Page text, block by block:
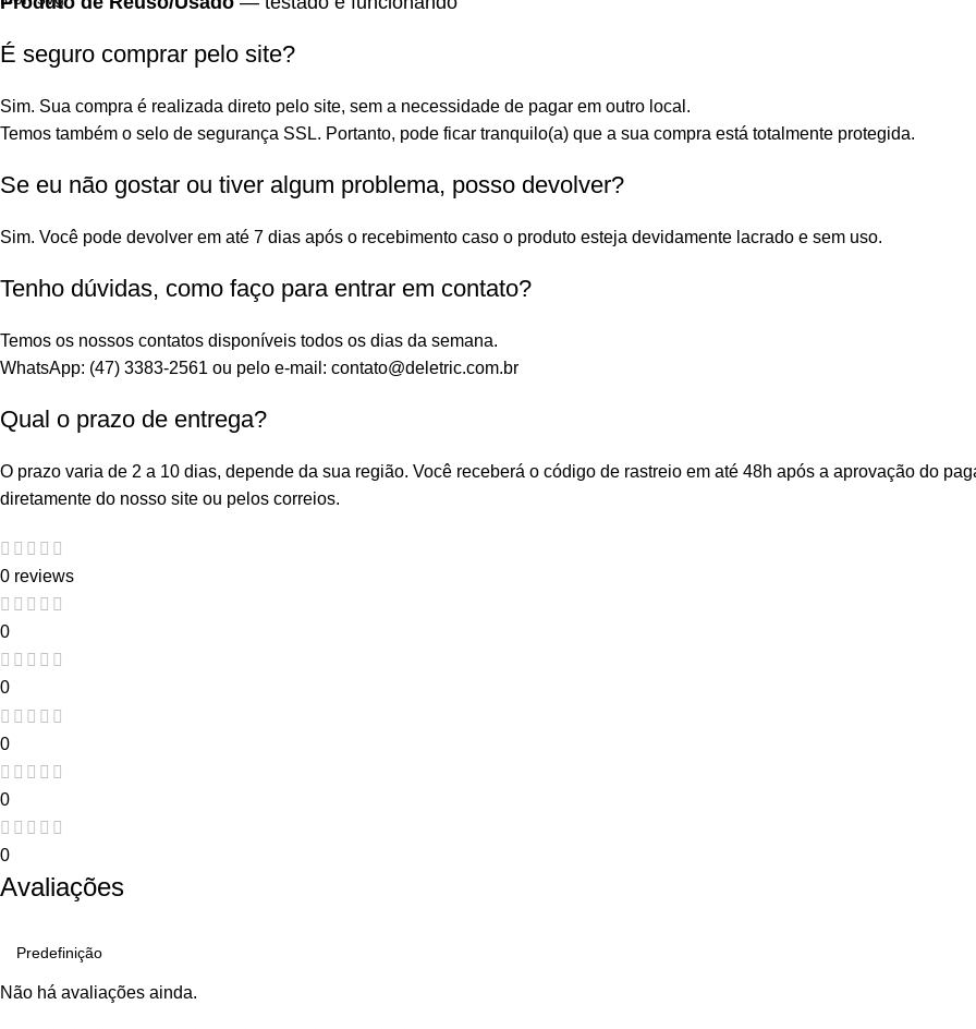
É seguro comprar pelo site?
Sim. Sua compra é realizada direto pelo site, sem a necessidade de pagar em outro local.
Temos também o selo de segurança SSL. Portanto, pode ficar tranquilo(a) que a sua compra está totalmente protegida.
Se eu não gostar ou tiver algum problema, posso devolver?
Sim. Você pode devolver em até 7 dias após o recebimento caso o produto esteja devidamente lacrado e sem uso.
Tenho dúvidas, como faço para entrar em contato?
Temos os nossos contatos disponíveis todos os dias da semana.
WhatsApp: (47) 3383-2561 ou pelo e-mail: contato@deletric.com.br
Qual o prazo de entrega?
O prazo varia de 2 a 10 dias, depende da sua região. Você receberá o código de rastreio em até 48h após a aprovação do
diretamente do nosso site ou pelos correios.
0 reviews
0
0
0
0
0
Avaliações
Não há avaliações ainda.